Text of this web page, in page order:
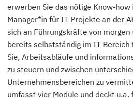
erwerben Sie das nötige Know-
Manager*in für IT-Projekte an der
sich an Führungskräfte von morgen
bereits selbstständig im IT-Bereich
Sie, Arbeitsabläufe und
zu steuern und zwischen
Unternehmensbereichen zu
umfasst vier Module und deckt u.a.